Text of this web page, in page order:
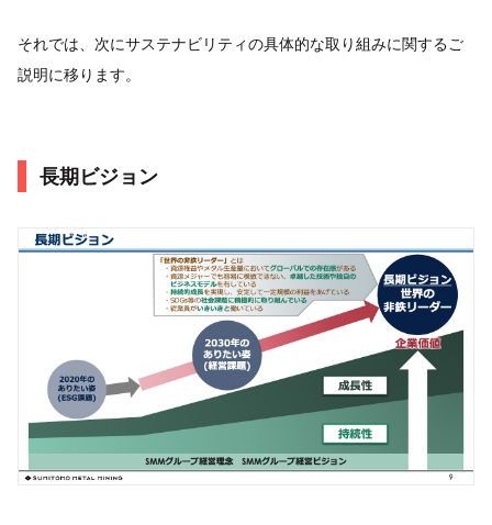
それでは、次にサステナビリティの具体的な取り組みに関するご
説明に移ります。
長期ビジョン